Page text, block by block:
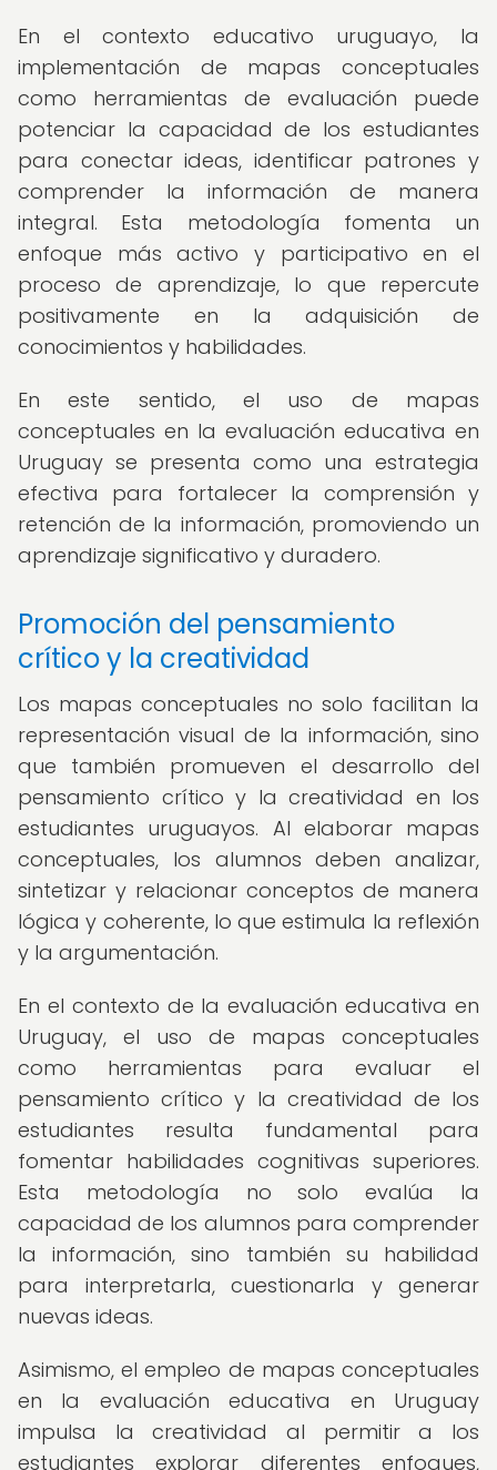
En el contexto educativo uruguayo, la
implementación de mapas conceptuales
como herramientas de evaluación puede
potenciar la capacidad de los estudiantes
para conectar ideas, identificar patrones y
comprender la información de manera
integral. Esta metodología fomenta un
enfoque más activo y participativo en el
proceso de aprendizaje, lo que repercute
positivamente en la adquisición de
conocimientos y habilidades.
En este sentido, el uso de mapas
conceptuales en la evaluación educativa en
Uruguay se presenta como una estrategia
efectiva para fortalecer la comprensión y
retención de la información, promoviendo un
aprendizaje significativo y duradero.
Promoción del pensamiento
crítico y la creatividad
Los mapas conceptuales no solo facilitan la
representación visual de la información, sino
que también promueven el desarrollo del
pensamiento crítico y la creatividad en los
estudiantes uruguayos. Al elaborar mapas
conceptuales, los alumnos deben analizar,
sintetizar y relacionar conceptos de manera
lógica y coherente, lo que estimula la reflexión
y la argumentación.
En el contexto de la evaluación educativa en
Uruguay, el uso de mapas conceptuales
como herramientas para evaluar el
pensamiento crítico y la creatividad de los
estudiantes resulta fundamental para
fomentar habilidades cognitivas superiores.
Esta metodología no solo evalúa la
capacidad de los alumnos para comprender
la información, sino también su habilidad
para interpretarla, cuestionarla y generar
nuevas ideas.
Asimismo, el empleo de mapas conceptuales
en la evaluación educativa en Uruguay
impulsa la creatividad al permitir a los
estudiantes explorar diferentes enfoques,